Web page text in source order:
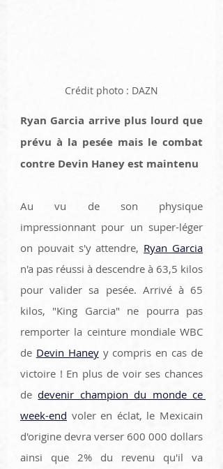
Crédit photo : DAZN
Ryan Garcia arrive plus lourd que
prévu à la pesée mais le combat
contre Devin Haney est maintenu
Au vu de son physique
impressionnant pour un super-léger
on pouvait s'y attendre, Ryan Garcia
n'a pas réussi à descendre à 63,5 kilos
pour valider sa pesée. Arrivé à 65
kilos, "King Garcia" ne pourra pas
remporter la ceinture mondiale WBC
de Devin Haney y compris en cas de
victoire ! En plus de voir ses chances
de devenir champion du monde ce
week-end voler en éclat, le Mexicain
d'origine devra verser 600 000 dollars
ainsi que 2% du revenu qu'il va